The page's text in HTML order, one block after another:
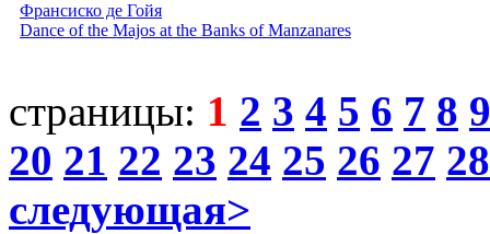
Франсиско де Гойя
Dance of the Majos at the Banks of Manzanares
страницы: 1 2 3 4 5 6 7 8 9
20 21 22 23 24 25 26 27 28
следующая>